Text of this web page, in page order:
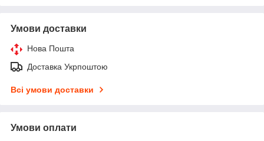
Умови доставки
Нова Пошта
Доставка Укрпоштою
Всі умови доставки
Умови оплати